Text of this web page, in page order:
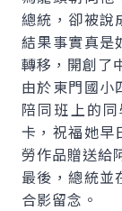
總統，卻被說
結果事實真是
轉移，開創了
由於東門國小
陪同班上的
卡，祝福她早
勞作品贈送給
最後，總統並
合影留念。